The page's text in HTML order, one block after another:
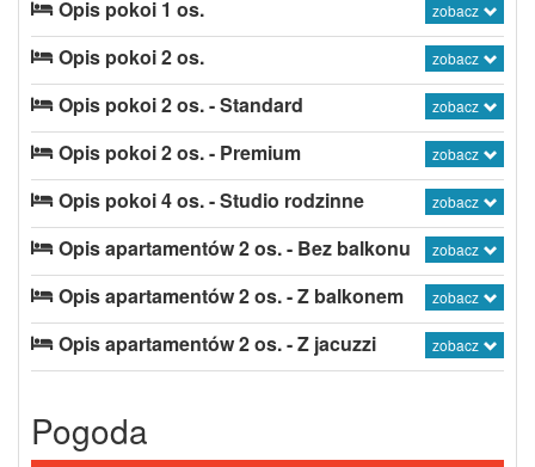
Opis pokoi 1 os. zobacz
Opis pokoi 2 os. zobacz
Opis pokoi 2 os. - Standard zobacz
Opis pokoi 2 os. - Premium zobacz
Opis pokoi 4 os. - Studio rodzinne zobacz
Opis apartamentów 2 os. - Bez balkonu zobacz
Opis apartamentów 2 os. - Z balkonem zobacz
Opis apartamentów 2 os. - Z jacuzzi zobacz
Pogoda